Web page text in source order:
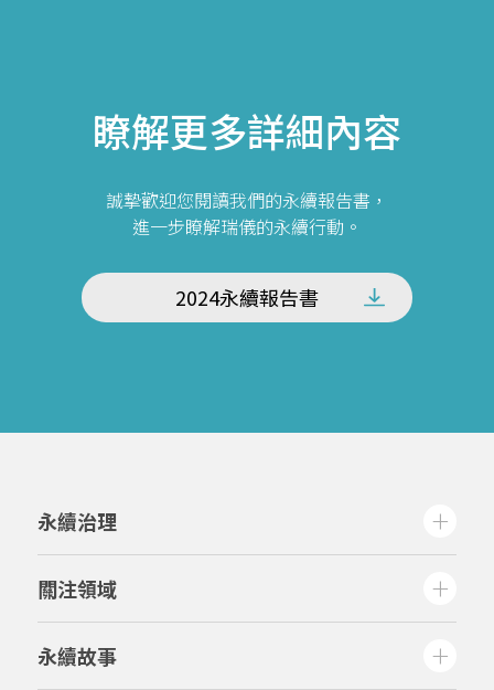
瞭解更多詳細內容
誠摯歡迎您閱讀我們的永續報告書，
進一步瞭解瑞儀的永續行動。
2024永續報告書
永續治理
關注領域
永續故事